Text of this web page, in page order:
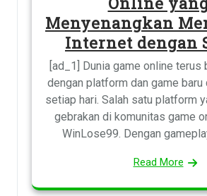
Menyenangkan
Internet dengan
[ad_1] Dunia game online terus
dengan platform dan game
setiap hari. Salah satu platform
gebrakan di komunitas game
WinLose99. Dengan
Read More